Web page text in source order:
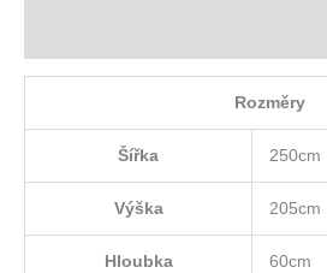
Rozměry
Šířka 250cm
Výška 205cm
Hloubka 60cm